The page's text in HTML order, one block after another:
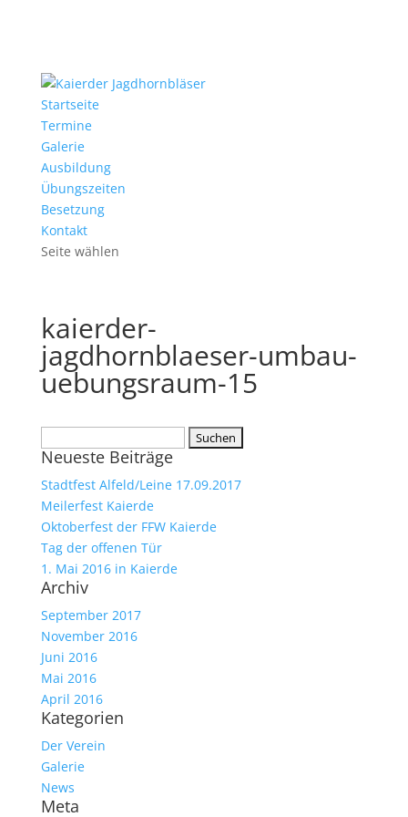
Startseite
Termine
Galerie
Ausbildung
Übungszeiten
Besetzung
Kontakt
Seite wählen
kaierder-
jagdhornblaeser-umbau-
uebungsraum-15
nach:
Neueste Beiträge
Stadtfest Alfeld/Leine 17.09.2017
Meilerfest Kaierde
Oktoberfest der FFW Kaierde
Tag der offenen Tür
1. Mai 2016 in Kaierde
Archiv
September 2017
November 2016
Juni 2016
Mai 2016
April 2016
Kategorien
Der Verein
Galerie
News
Meta